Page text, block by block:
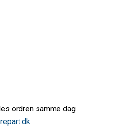
ordren samme dag.